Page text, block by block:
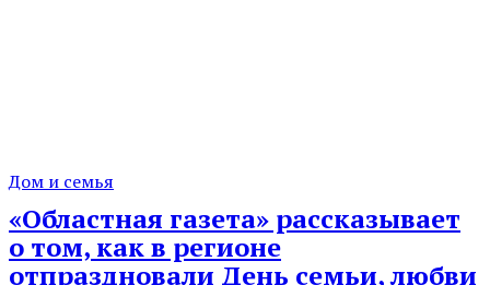
Дом и семья
«Областная газета» рассказывает
о том, как в регионе
отпраздновали День семьи, любви